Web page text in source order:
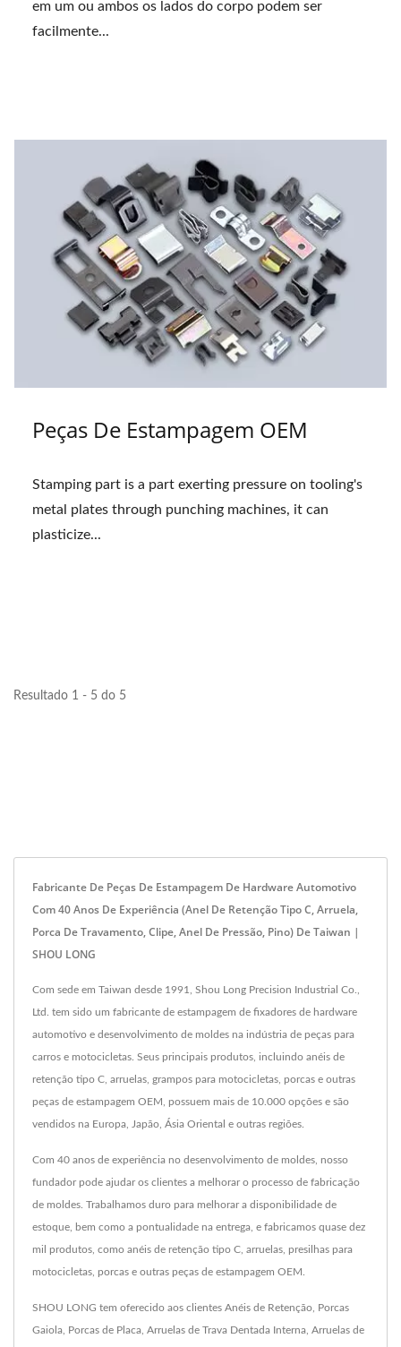
em um ou ambos os lados do corpo podem ser
facilmente...
Peças De Estampagem OEM
Stamping part is a part exerting pressure on tooling's
metal plates through punching machines, it can
plasticize...
Resultado 1 - 5 do 5
Fabricante De Peças De Estampagem De Hardware Automotivo
Com 40 Anos De Experiência (anel De Retenção Tipo C, Arruela,
Porca De Travamento, Clipe, Anel De Pressão, Pino) De Taiwan |
SHOU LONG
Com sede em Taiwan desde 1991, Shou Long Precision Industrial Co.,
Ltd. tem sido um fabricante de estampagem de fixadores de hardware
automotivo e desenvolvimento de moldes na indústria de peças para
carros e motocicletas. Seus principais produtos, incluindo anéis de
retenção tipo C, arruelas, grampos para motocicletas, porcas e outras
peças de estampagem OEM, possuem mais de 10.000 opções e são
vendidos na Europa, Japão, Ásia Oriental e outras regiões.
Com 40 anos de experiência no desenvolvimento de moldes, nosso
fundador pode ajudar os clientes a melhorar o processo de fabricação
de moldes. Trabalhamos duro para melhorar a disponibilidade de
estoque, bem como a pontualidade na entrega, e fabricamos quase dez
mil produtos, como anéis de retenção tipo C, arruelas, presilhas para
motocicletas, porcas e outras peças de estampagem OEM.
SHOU LONG tem oferecido aos clientes Anéis de Retenção, Porcas
Gaiola, Porcas de Placa, Arruelas de Trava Dentada Interna, Arruelas de